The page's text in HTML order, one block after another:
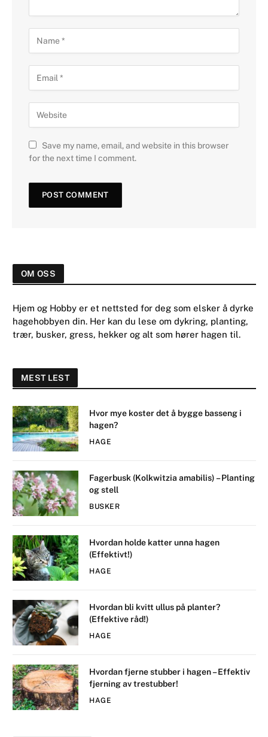
Save my name, email, and website in this browser
for the next time I comment.
OM OSS
Hjem og Hobby er et nettsted for deg som elsker å dyrke
hagehobbyen din. Her kan du lese om dykring, planting,
trær, busker, gress, hekker og alt som hører hagen til.
MEST LEST
Hvor mye koster det å bygge basseng i
hagen?
HAGE
Fagerbusk (Kolkwitzia amabilis) – Planting
og stell
BUSKER
Hvordan holde katter unna hagen
(Effektivt!)
HAGE
Hvordan bli kvitt ullus på planter?
(Effektive råd!)
HAGE
Hvordan fjerne stubber i hagen – Effektiv
fjerning av trestubber!
HAGE